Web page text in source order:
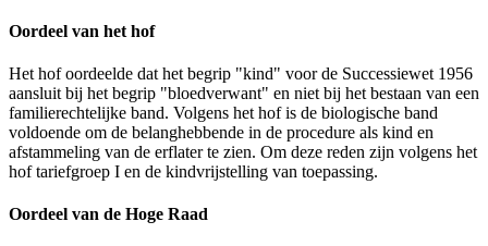
Oordeel van het hof
Het hof oordeelde dat het begrip "kind" voor de Successiewet 1956
aansluit bij het begrip "bloedverwant" en niet bij het bestaan van een
familierechtelijke band. Volgens het hof is de biologische band
voldoende om de belanghebbende in de procedure als kind en
afstammeling van de erflater te zien. Om deze reden zijn volgens het
hof tariefgroep I en de kindvrijstelling van toepassing.
Oordeel van de Hoge Raad